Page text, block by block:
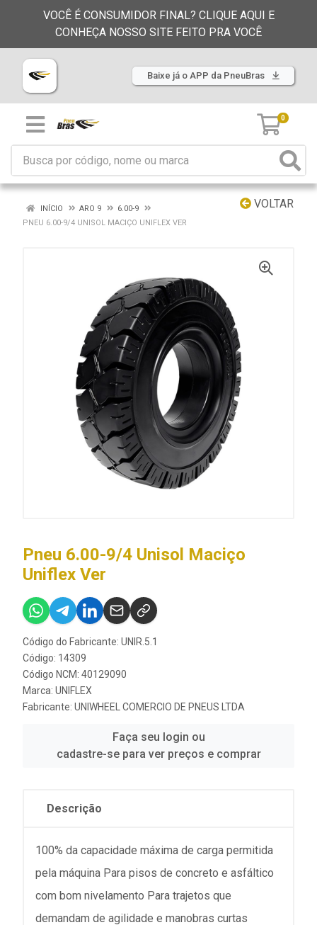
VOCÊ É CONSUMIDOR FINAL? CLIQUE AQUI E
CONHEÇA NOSSO SITE FEITO PRA VOCÊ
Baixe já o APP da PneuBras
0
VOLTAR
INÍCIO ARO 9
6.00-9
PNEU 6.00-9/4 UNISOL MACIÇO UNIFLEX VER
Pneu 6.00-9/4 Unisol Maciço
Uniflex Ver
Código do Fabricante: UNIR.5.1
Código: 14309
Código NCM: 40129090
Marca: UNIFLEX
Fabricante: UNIWHEEL COMERCIO DE PNEUS LTDA
Faça seu login ou
cadastre-se para ver preços e comprar
Descrição
100% da capacidade máxima de carga permitida
pela máquina Para pisos de concreto e asfáltico
com bom nivelamento Para trajetos que
demandam de agilidade e manobras curtas